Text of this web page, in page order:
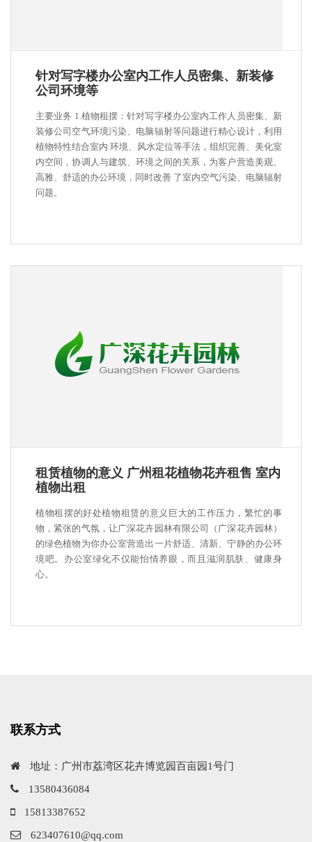
针对写字楼办公室内工作人员密集、新装修
公司环境等
主要业务 1.植物租摆：针对写字楼办公室内工作人员密集、新
装修公司空气环境污染、电脑辐射等问题进行精心设计，利用
植物特性结合室内 环境、风水定位等手法，组织完善、美化室
内空间，协调人与建筑、环境之间的关系，为客户营造美观、
高雅、舒适的办公环境，同时改善 了室内空气污染、电脑辐射
问题。
租赁植物的意义 广州租花植物花卉租售 室内
植物出租
植物租摆的好处植物租赁的意义巨大的工作压力，繁忙的事
物，紧张的气氛，让广深花卉园林有限公司（广深花卉园林）
的绿色植物为你办公室营造出一片舒适、清新、宁静的办公环
境吧。办公室绿化不仅能怡情养眼，而且滋润肌肤、健康身
心。
联系方式
地址：广州市荔湾区花卉博览园百亩园1号门
13580436084
15813387652
623407610@qq.com